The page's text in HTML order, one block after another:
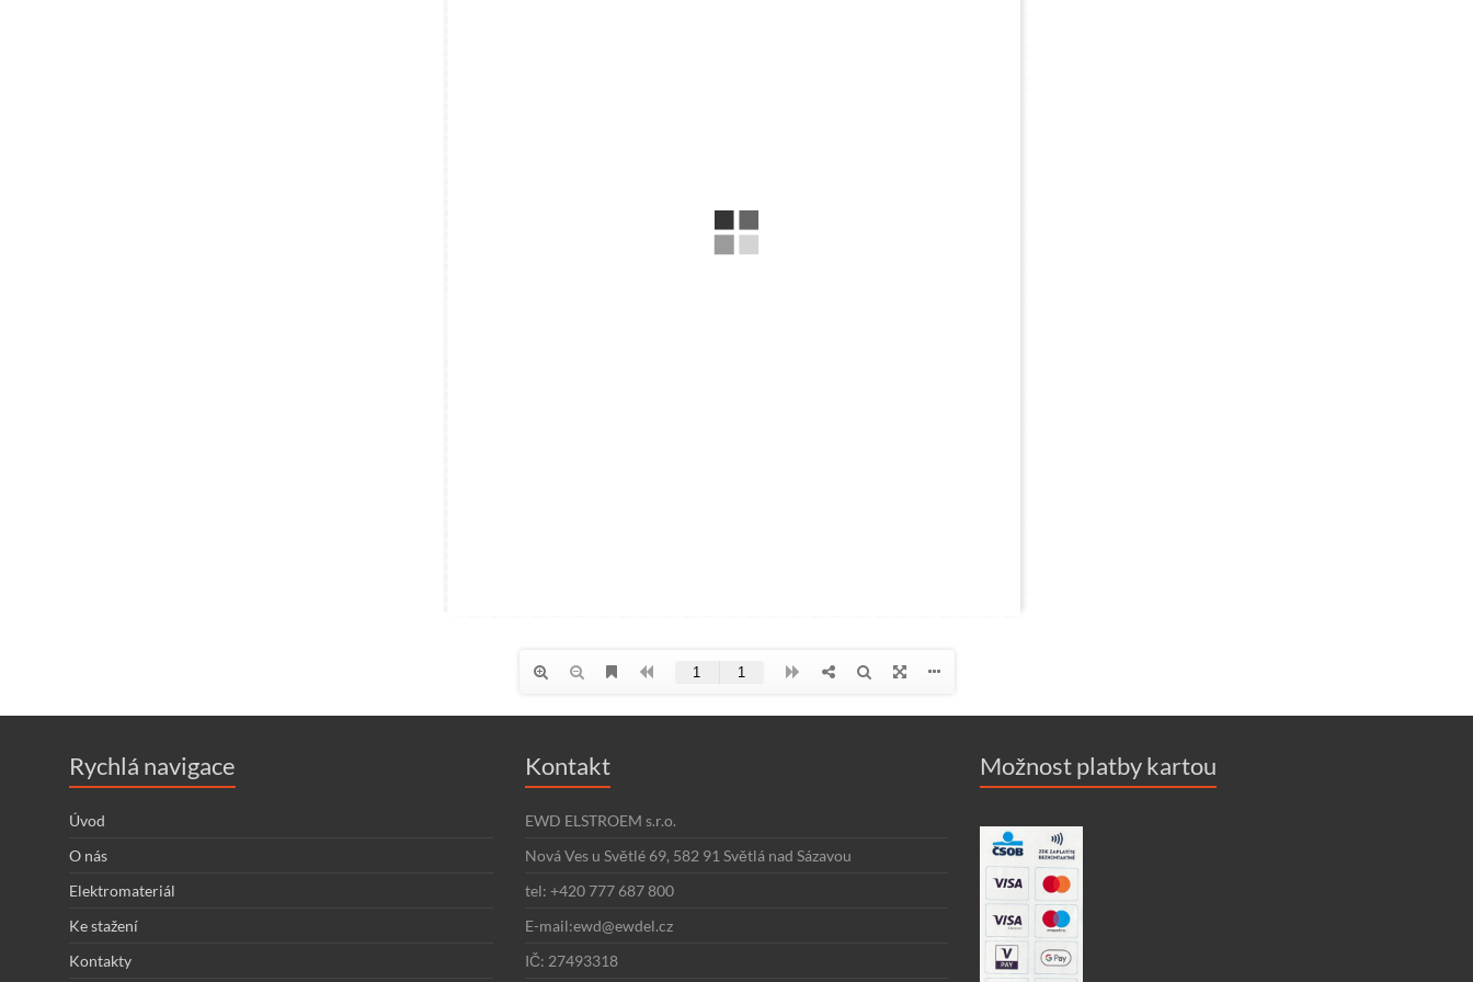
Rychlá navigace
Úvod
O nás
Elektromateriál
Ke stažení
Kontakty
Kontakt
EWD ELSTROEM s.r.o.
Nová Ves u Světlé 69, 582 91 Světlá nad Sázavou
tel: +420 777 687 800
E-mail:ewd@ewdel.cz
IČ: 27493318
Možnost platby kartou